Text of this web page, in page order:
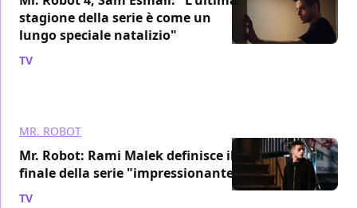
stagione della serie è come un
lungo speciale natalizio"
TV
MR. ROBOT
Mr. Robot: Rami Malek definisce il
finale della serie "impressionante"
TV